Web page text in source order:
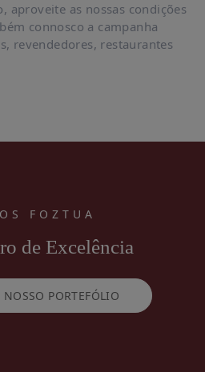
aproveite as nossas condições
connosco a campanha
revendedores, restaurantes
FOZTUA
de Excelência
PORTEFÓLIO